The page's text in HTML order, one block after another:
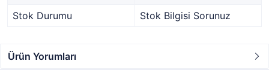
Stok Durumu
Stok Bilgisi Sorunuz
Ürün Yorumları